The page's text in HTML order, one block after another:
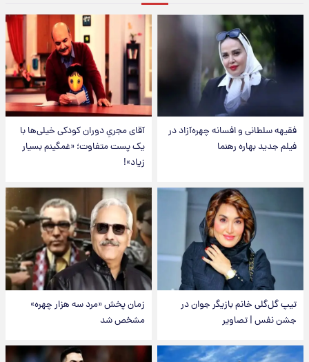
فقیهه سلطانی و افسانه چهره‌آزاد در
فیلم جدید بهاره رهنما
آقای مجریِ دوران کودکی خیلی‌ها با
یک پست متفاوت؛ «غمگینم بسیار
زیاد»!
تیپ گل‌گلی خانم بازیگر جوان در
جشن نفس | تصاویر
زمان پخش «مرد سه هزار چهره»
مشخص شد